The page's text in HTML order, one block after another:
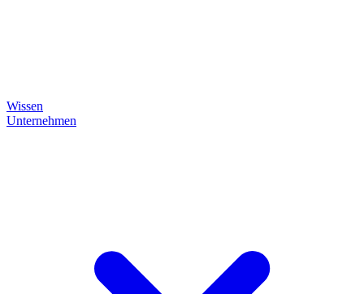
Wissen
Unternehmen